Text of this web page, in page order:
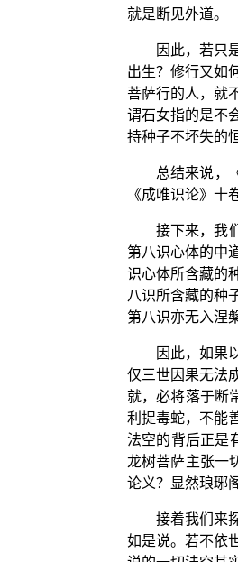
就是断见外道。
因此，若只
出生？修行又如
菩萨行的人，就
谓石女指的是不
持种子不坏失的
总结来说，
《成唯识论》十
接下来，我
第八识心体的中
识心体所含藏的
八识所含藏的种
第八识亦无入涅
因此，如果
仅三世因果无法
就，必将落于断
利捉毒蛇，不能
法空的背后正是
龙树菩萨主张一
论义？显然琅琊
接着我们来
如是说。若不依